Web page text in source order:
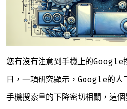
您有沒有注意到手機上的Google
日，一項研究顯示，Google的人
手機搜索量的下降密切相關，這